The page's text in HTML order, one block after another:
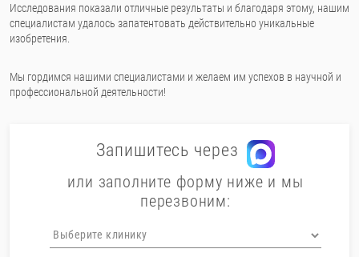
Исследования показали отличные результаты и благодаря этому, нашим
специалистам удалось запатентовать действительно уникальные
изобретения.
Мы гордимся нашими специалистами и желаем им успехов в научной и
профессиональной деятельности!
Запишитесь через
или заполните форму ниже и мы
перезвоним: